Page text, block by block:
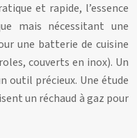
et rapide, l’essence
mais nécessitant une
une batterie de cuisine
couverts en inox). Un
outil précieux. Une étude
un réchaud à gaz pour